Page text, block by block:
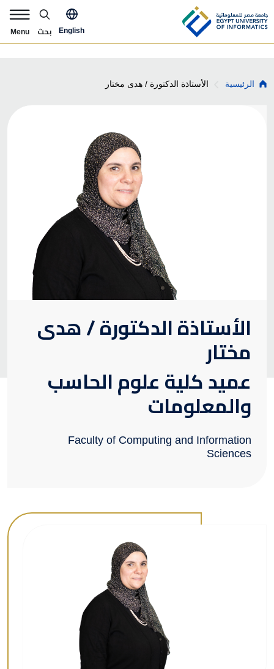
Skip to main content
Now Menu
English بحث Menu
Breadcrumb
الرئيسية الأستاذة الدكتورة / هدى مختار
الأستاذة الدكتورة / هدى
مختار
عميد كلية علوم الحاسب
والمعلومات
Faculty of Computing and Information
Sciences